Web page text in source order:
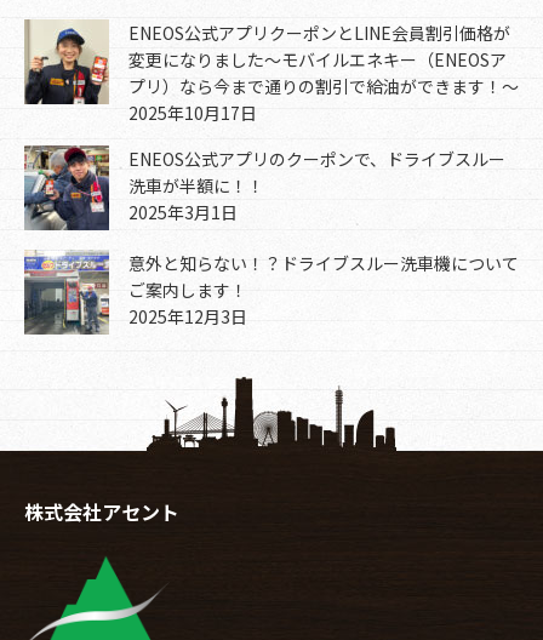
ENEOS公式アプリクーポンとLINE会員割引価格が
変更になりました～モバイルエネキー（ENEOSア
プリ）なら今まで通りの割引で給油ができます！～
2025年10月17日
ENEOS公式アプリのクーポンで、ドライブスルー
洗車が半額に！！
2025年3月1日
意外と知らない！？ドライブスルー洗車機について
ご案内します！
2025年12月3日
株式会社アセント